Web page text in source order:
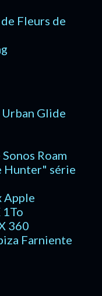
Fleurs de
Glide
Roam
Hunter" série
Apple
1To
360
Farniente